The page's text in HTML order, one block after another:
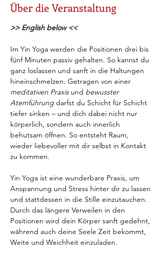
Über die Veranstaltung
>> English below <<
Im Yin Yoga werden die Positionen drei bis
fünf Minuten passiv gehalten. So kannst du
ganz loslassen und sanft in die Haltungen
hineinschmelzen. Getragen von einer
meditativen Praxis und bewusster
Atemführung darfst du Schicht für Schicht
tiefer sinken – und dich dabei nicht nur
körperlich, sondern auch innerlich
behutsam öffnen. So entsteht Raum,
wieder liebevoller mit dir selbst in Kontakt
zu kommen.
Yin Yoga ist eine wunderbare Praxis, um
Anspannung und Stress hinter dir zu lassen
und stattdessen in die Stille einzutauchen.
Durch das längere Verweilen in den
Positionen wird dein Körper sanft gedehnt,
während auch deine Seele Zeit bekommt,
Weite und Weichheit einzuladen.